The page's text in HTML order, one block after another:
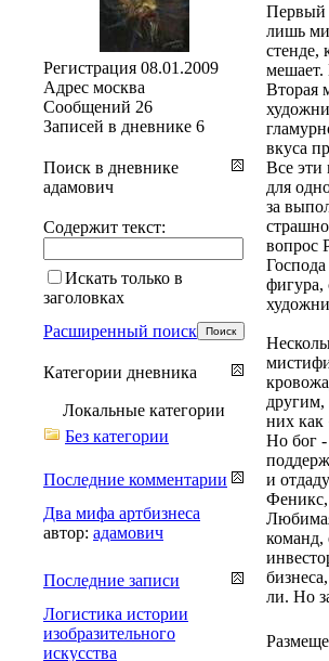
Первый
лишь
стенде,
мешает.
Вторая
вкуса
Все
для
за
вопрос
фигура,
другим,
них
Но бог -
и
Феникс,
команд,
ли. Но
Регистрация 08.01.2009
Адрес москва
Сообщений 26
Записей в дневнике 6
Поиск в дневнике
адамович
Содержит текст:
Искать только в
заголовках
Расширенный поиск
Категории дневника
Локальные категории
Без категории
Последние комментарии
Два мифа артбизнеса
автор: адамович
Последние записи
Логистика истории
изобразительного
искусства